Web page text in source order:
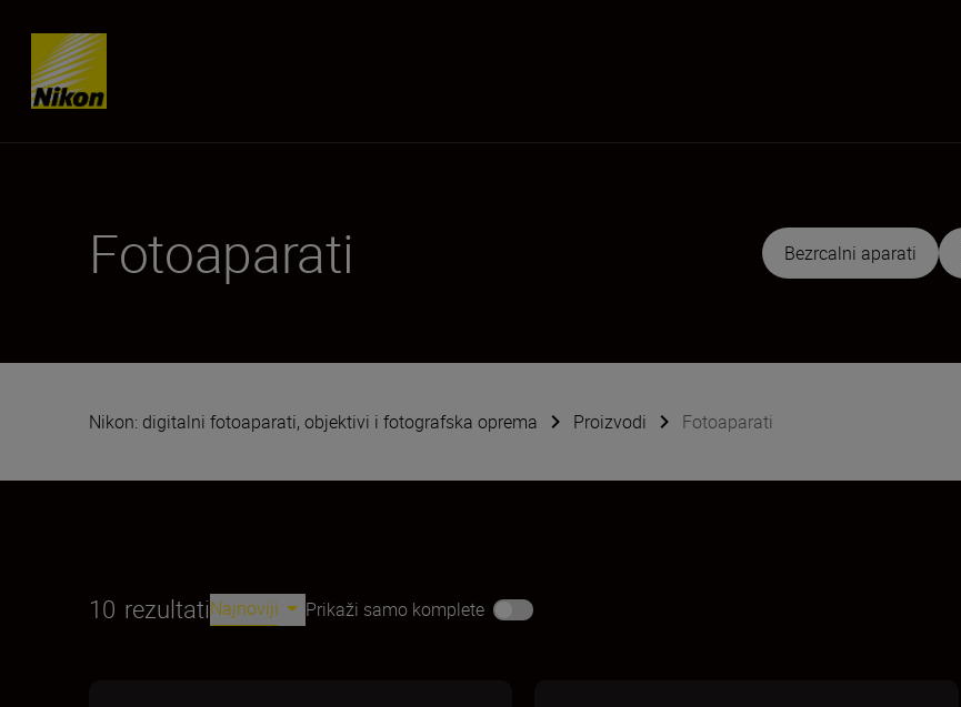
Skip content
Fotoaparati Bezrcalni aparati
Nikon: digitalni fotoaparati, objektivi i fotografska oprema Proizvodi Fotoaparati
10 rezultatiNajnoviji Prikaži samo komplete